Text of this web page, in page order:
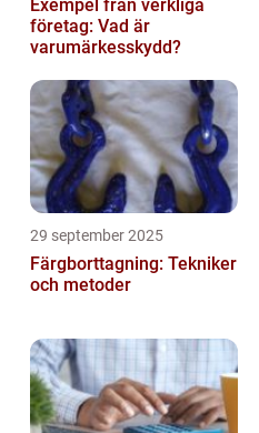
Exempel från verkliga
företag: Vad är
varumärkesskydd?
29 september 2025
Färgborttagning: Tekniker
och metoder